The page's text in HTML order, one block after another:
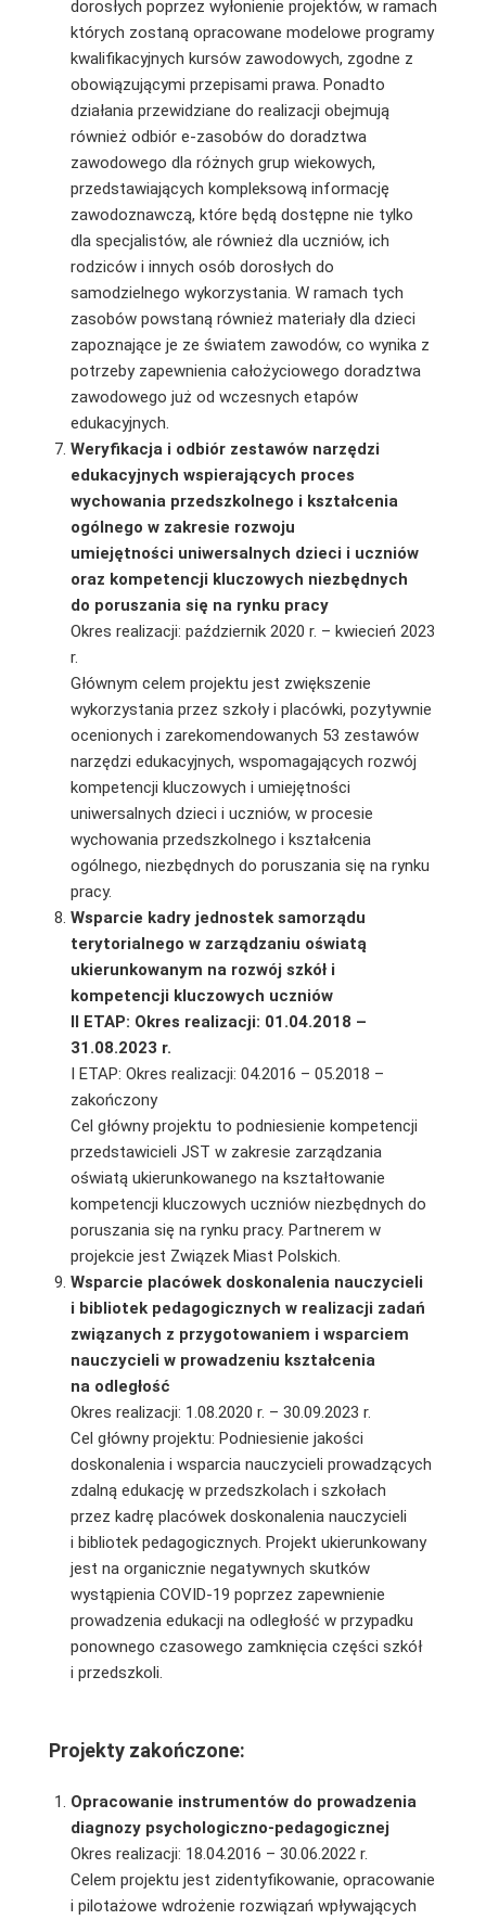
dorosłych poprzez wyłonienie projektów, w ramach
których zostaną opracowane modelowe programy
kwalifikacyjnych kursów zawodowych, zgodne z
obowiązującymi przepisami prawa. Ponadto
działania przewidziane do realizacji obejmują
również odbiór e-zasobów do doradztwa
zawodowego dla różnych grup wiekowych,
przedstawiających kompleksową informację
zawodoznawczą, które będą dostępne nie tylko
dla specjalistów, ale również dla uczniów, ich
rodziców i innych osób dorosłych do
samodzielnego wykorzystania. W ramach tych
zasobów powstaną również materiały dla dzieci
zapoznające je ze światem zawodów, co wynika z
potrzeby zapewnienia całożyciowego doradztwa
zawodowego już od wczesnych etapów
edukacyjnych.
Weryfikacja i odbiór zestawów narzędzi
edukacyjnych wspierających proces
wychowania przedszkolnego i kształcenia
ogólnego w zakresie rozwoju
umiejętności uniwersalnych dzieci i uczniów
oraz kompetencji kluczowych niezbędnych
do poruszania się na rynku pracy
Okres realizacji: październik 2020 r. – kwiecień 2023
r.
Głównym celem projektu jest zwiększenie
wykorzystania przez szkoły i placówki, pozytywnie
ocenionych i zarekomendowanych 53 zestawów
narzędzi edukacyjnych, wspomagających rozwój
kompetencji kluczowych i umiejętności
uniwersalnych dzieci i uczniów, w procesie
wychowania przedszkolnego i kształcenia
ogólnego, niezbędnych do poruszania się na rynku
pracy.
Wsparcie kadry jednostek samorządu
terytorialnego w zarządzaniu oświatą
ukierunkowanym na rozwój szkół i
kompetencji kluczowych uczniów
II ETAP: Okres realizacji: 01.04.2018 –
31.08.2023 r.
I ETAP: Okres realizacji: 04.2016 – 05.2018 –
zakończony
Cel główny projektu to podniesienie kompetencji
przedstawicieli JST w zakresie zarządzania
oświatą ukierunkowanego na kształtowanie
kompetencji kluczowych uczniów niezbędnych do
poruszania się na rynku pracy. Partnerem w
projekcie jest Związek Miast Polskich.
Wsparcie placówek doskonalenia nauczycieli
i bibliotek pedagogicznych w realizacji zadań
związanych z przygotowaniem i wsparciem
nauczycieli w prowadzeniu kształcenia
na odległość
Okres realizacji: 1.08.2020 r. – 30.09.2023 r.
Cel główny projektu: Podniesienie jakości
doskonalenia i wsparcia nauczycieli prowadzących
zdalną edukację w przedszkolach i szkołach
przez kadrę placówek doskonalenia nauczycieli
i bibliotek pedagogicznych. Projekt ukierunkowany
jest na organicznie negatywnych skutków
wystąpienia COVID-19 poprzez zapewnienie
prowadzenia edukacji na odległość w przypadku
ponownego czasowego zamknięcia części szkół
i przedszkoli.
Projekty zakończone:
Opracowanie instrumentów do prowadzenia
diagnozy psychologiczno-pedagogicznej
Okres realizacji: 18.04.2016 – 30.06.2022 r.
Celem projektu jest zidentyfikowanie, opracowanie
i pilotażowe wdrożenie rozwiązań wpływających